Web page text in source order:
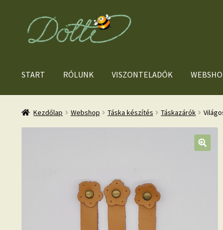
Ugrás
navigációhoz
Kilépés
tartalomba
START RÓLUNK VISZONTELADÓK
Kezdőlap Webshop Táska készítés Táskazárók